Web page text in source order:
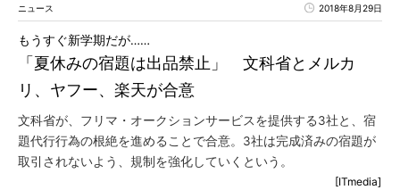
ニュース 2018年8月29日
「夏休みの宿題は出品禁止」 文科省とメルカ
リ、ヤフー、楽天が合意
もうすぐ新学期だが……
文科省が、フリマ・オークションサービスを提供する3社と、宿
題代行行為の根絶を進めることで合意。3社は完成済みの宿題が
取引されないよう、規制を強化していくという。
[ITmedia]